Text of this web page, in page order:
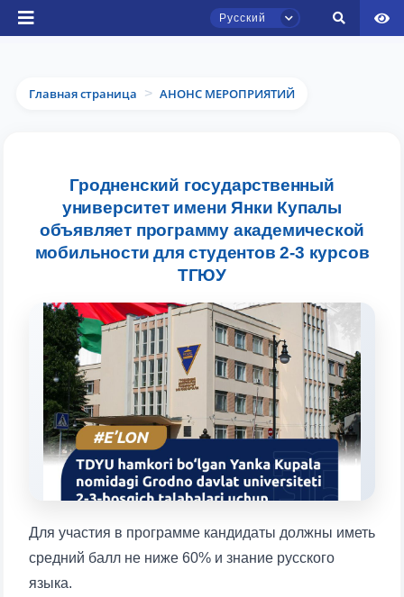
Русский
Главная страница > АНОНС МЕРОПРИЯТИЙ
Гродненский государственный
университет имени Янки Купалы
объявляет программу академической
мобильности для студентов 2-3 курсов
ТГЮУ
Для участия в программе кандидаты должны иметь
средний балл не ниже 60% и знание русского
языка.
Онлайн
Здравствуйте! Добро пожаловать в чат
приёмной комиссии ТГЮУ.
Оставляйте здесь свои обращения по
вопросам приёма.
Выберите тему — затем появятся
конкретные вопросы:
1. Документы (бакалавр) (5) 2. Документы (магистр) (4)
4. Собеседование (магистр) (5)